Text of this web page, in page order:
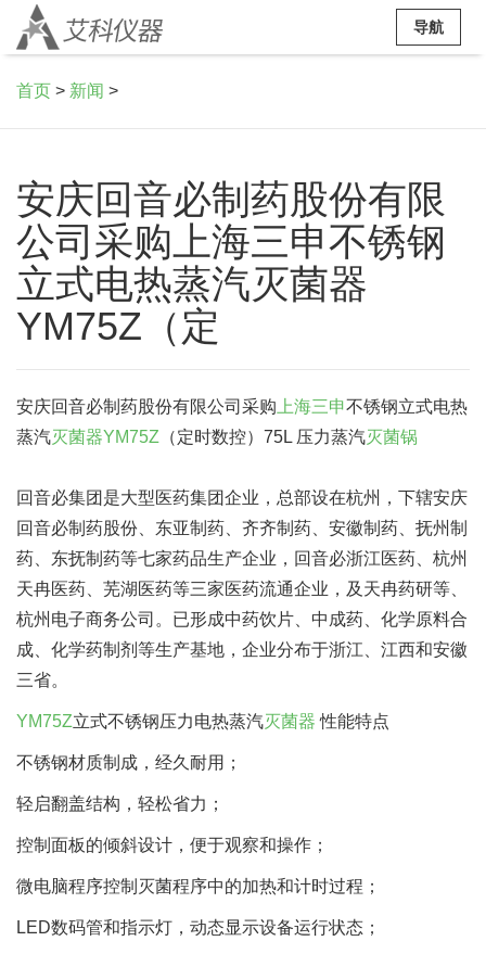
导航
首页 > 新闻 >
安庆回音必制药股份有限
公司采购上海三申不锈钢
立式电热蒸汽灭菌器
YM75Z（定
安庆回音必制药股份有限公司采购 上海三申不锈钢立式电热
蒸汽灭菌器YM75Z （定时数控）75L 压力蒸汽灭菌锅
回音必集团是大型医药集团企业，总部设在杭州，下辖安庆
回音必制药股份、东亚制药、齐齐制药、安徽制药、抚州制
药、东抚制药等七家药品生产企业，回音必浙江医药、杭州
天冉医药、芜湖医药等三家医药流通企业，及天冉药研等、
杭州电子商务公司。已形成中药饮片、中成药、化学原料合
成、化学药制剂等生产基地，企业分布于浙江、江西和安徽
三省。
YM75Z立式不锈钢压力电热蒸汽灭菌器 性能特点
不锈钢材质制成，经久耐用；
轻启翻盖结构，轻松省力；
控制面板的倾斜设计，便于观察和操作；
微电脑程序控制灭菌程序中的加热和计时过程；
LED数码管和指示灯，动态显示设备运行状态；